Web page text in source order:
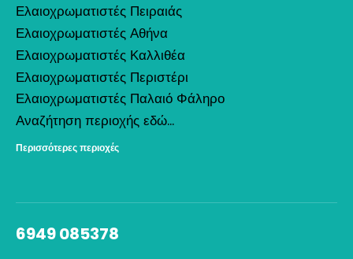
Ελαιοχρωματιστές Πειραιάς
Ελαιοχρωματιστές Αθήνα
Ελαιοχρωματιστές Καλλιθέα
Ελαιοχρωματιστές Περιστέρι
Ελαιοχρωματιστές Παλαιό Φάληρο
Αναζήτηση περιοχής εδώ...
Περισσότερες περιοχές
6949 085378